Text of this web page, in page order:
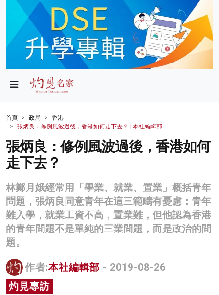
政局
財經
生活
健康
商業
科技
影片
名家榜
關於我們
首頁 政局
香港
張炳良：修例風波過後，香港如何走下去？ | 本社編輯部
張炳良：修例風波過後，香港如何
走下去？
林鄭月娥經常用「學業、就業、置業」概括青年
問題，張炳良同意青年在這三範疇有憂慮：青年
難入學，就業工資不高，置業難，但他認為香港
的青年問題不是單純的三業問題，而是政治的問
題。
作者:本社編輯部 - 2019-08-26
灼見專訪